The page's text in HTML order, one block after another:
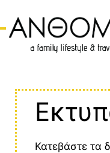
περιεχόμενο
Κατεβάστε τα